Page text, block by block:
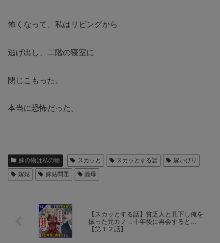
怖くなって、私はリビングから
逃げ出し、二階の寝室に
閉じこもった。
本当に恐怖だった。
嫁の物は私の物 スカッと スカッとする話
嫁いびり
嫁姑
嫁姑問題 義母
【スカッとする話】貧乏人と見下し俺を
振った元カノ→十年後に再会すると…
【第１２話】